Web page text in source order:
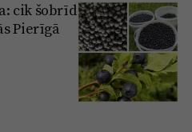
cik šobrīd
Pierīgā